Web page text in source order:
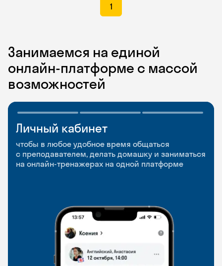
1
Занимаемся на единой
онлайн-платформе с массой
возможностей
Личный кабинет
чтобы в любое удобное время общаться
с преподавателем, делать домашку и заниматься
на онлайн-тренажерах на одной платформе
Мобильное
приложение
чтобы заниматься и изучать новые слова где
и когда удобно
Разговорные клубы
и Talks
Групповые занятия для разговорной практики
и индивидуальные встречи с преподавателями